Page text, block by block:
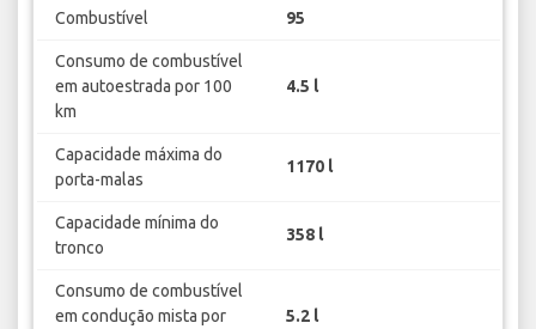
Combustível 95
Consumo de combustível
em autoestrada por 100
km
4.5 l
Capacidade máxima do
porta-malas
1170 l
Capacidade mínima do
tronco
358 l
Consumo de combustível
em condução mista por
5.2 l